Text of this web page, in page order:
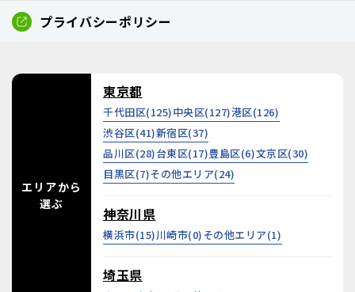
プライバシーポリシー
エリアから
選ぶ
東京都
千代田区(125)中央区(127)港区(126)
渋谷区(41)新宿区(37)
品川区(28)台東区(17)豊島区(6)文京区(30)
目黒区(7)その他エリア(24)
神奈川県
横浜市(15)川崎市(0)その他エリア(1)
埼玉県